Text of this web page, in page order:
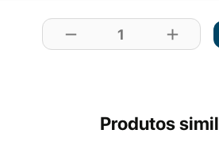
remove 1 add
Produtos